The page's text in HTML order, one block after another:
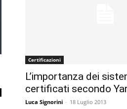
Certificazioni
L’importanza dei
certificati secondo
Luca Signorini - 18 Luglio 2013